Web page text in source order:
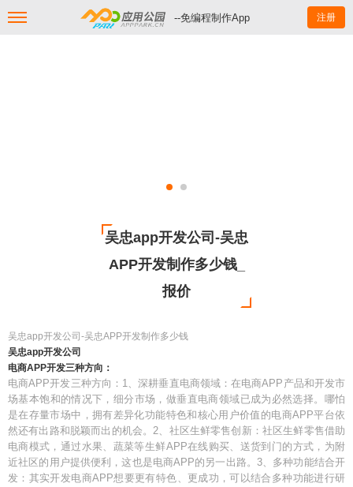
--免编程制作App 注册
吴忠app开发公司-吴忠
APP开发制作多少钱_
报价
吴忠app开发公司-吴忠APP开发制作多少钱
吴忠app开发公司
电商APP开发三种方向：
电商APP开发三种方向：1、深耕垂直电商领域：在电商APP产品和开发市
场基本饱和的情况下，细分市场，做垂直电商领域已成为必然选择。哪怕
是在存量市场中，拥有差异化功能特色和核心用户价值的电商APP平台依
然还有出路和脱颖而出的机会。2、社区生鲜零售创新：社区生鲜零售借助
电商模式，通过水果、蔬菜等生鲜APP在线购买、送货到门的方式，为附
近社区的用户提供便利，这也是电商APP的另一出路。3、多种功能结合开
发：其实开发电商APP想要更有特色、更成功，可以结合多种功能进行研